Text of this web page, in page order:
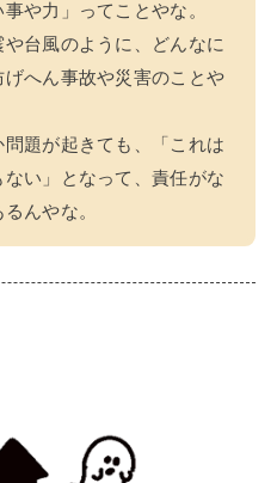
や力」ってことやな。
台風のように、どんなに
げへん事故や災害のことや
問題が起きても、「これは
い」となって、責任がな
んやな。